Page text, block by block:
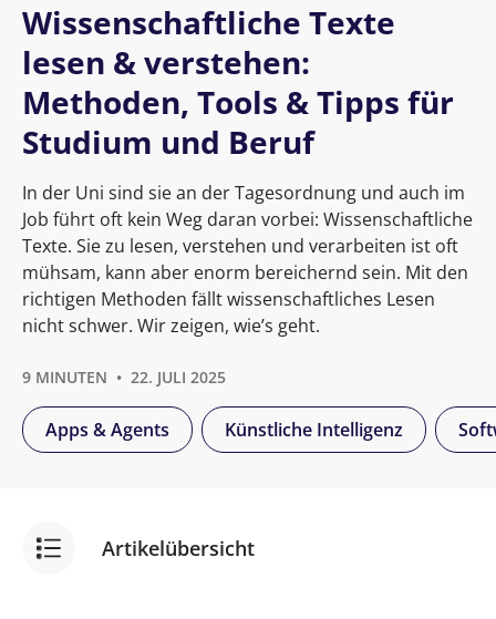
Wissenschaftliche Texte
lesen & verstehen:
Methoden, Tools & Tipps für
Studium und Beruf
In der Uni sind sie an der Tagesordnung und auch im
Job führt oft kein Weg daran vorbei: Wissenschaftliche
Texte. Sie zu lesen, verstehen und verarbeiten ist oft
mühsam, kann aber enorm bereichernd sein. Mit den
richtigen Methoden fällt wissenschaftliches Lesen
nicht schwer. Wir zeigen, wie’s geht.
Apps & Agents Künstliche Intelligenz
9 MINUTEN 22. JULI 2025
Artikelübersicht